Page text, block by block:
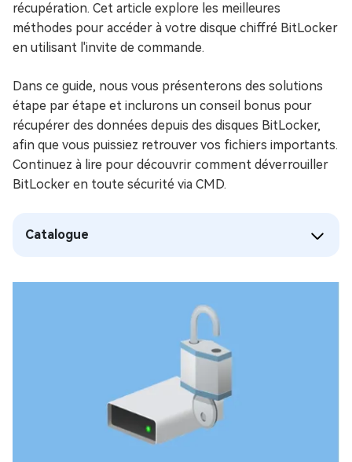
récupération. Cet article explore les meilleures
méthodes pour accéder à votre disque chiffré BitLocker
en utilisant l'invite de commande.
Dans ce guide, nous vous présenterons des solutions
étape par étape et inclurons un conseil bonus pour
récupérer des données depuis des disques BitLocker,
afin que vous puissiez retrouver vos fichiers importants.
Continuez à lire pour découvrir comment déverrouiller
BitLocker en toute sécurité via CMD.
Catalogue